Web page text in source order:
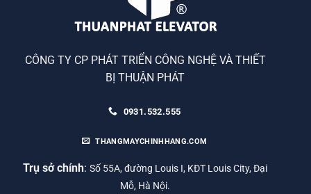
CÔNG TY CP PHÁT TRIỂN CÔNG NGHỆ VÀ THIẾT
BỊ THUẬN PHÁT
0931.532.555
THANGMAYCHINHHANG.COM
Trụ sở chính: Số 55A, đường Louis I, KĐT Louis City, Đại
Mỗ, Hà Nội.